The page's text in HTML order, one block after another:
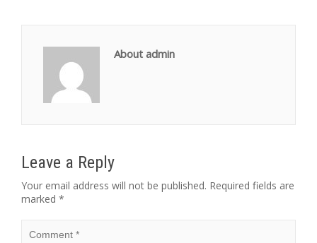
About admin
Leave a Reply
Your email address will not be published. Required fields are
marked *